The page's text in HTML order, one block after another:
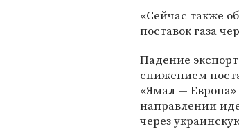
«Сейчас также
поставок газа
Падение
снижением
«Ямал —
направлении
через